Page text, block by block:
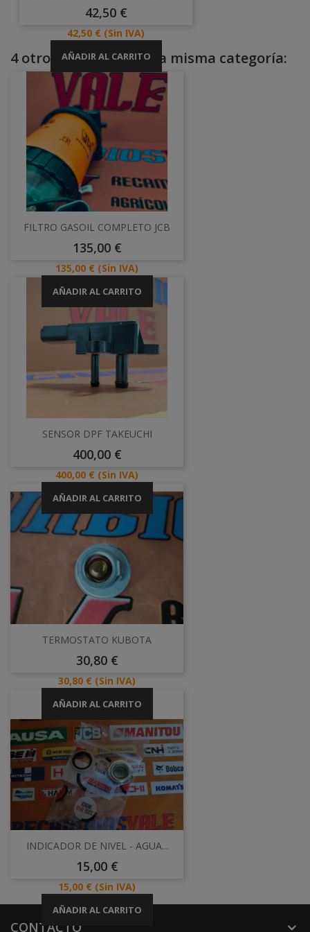
Precio
42,50 €
Precio
42,50 € (Sin IVA)
AÑADIR AL CARRITO
4 otros productos en la misma categoría:
FILTRO GASOIL COMPLETO JCB
Precio
135,00 €
Precio
135,00 € (Sin IVA)
AÑADIR AL CARRITO
SENSOR DPF TAKEUCHI
Precio
400,00 €
Precio
400,00 € (Sin IVA)
AÑADIR AL CARRITO
TERMOSTATO KUBOTA
Precio
30,80 €
Precio
30,80 € (Sin IVA)
AÑADIR AL CARRITO
INDICADOR DE NIVEL - AGUA...
Precio
15,00 €
Precio
15,00 € (Sin IVA)
AÑADIR AL CARRITO
CONTACTO